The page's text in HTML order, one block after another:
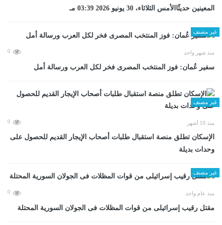
المعينين حديثًاالأمس الثلاثاء، 30 يونيو 2026 03:39 مـ
غير مصنف
منذ شهر واحد 0
سفير عُمان: فوز المنتخب المصرى فخر لكل العرب ورسالة أمل
غير مصنف
منذ 10 أشهر 0
الإسكان تطلق منصة استقبال طلبات أصحاب الإيجار القديم للحصول على
وحدات بديلة
غير مصنف
منذ عام واحد 0
مقتل رقيب إسرائيلى من قوات المظلات فى الجولان السورية المحتلة